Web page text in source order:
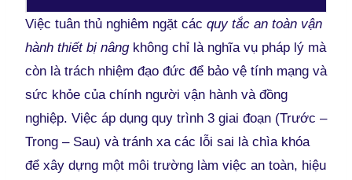
Việc tuân thủ nghiêm ngặt các quy tắc an toàn vận
hành thiết bị nângkhông chỉ là nghĩa vụ pháp lý mà
còn là trách nhiệm đạo đức để bảo vệ tính mạng và
sức khỏe của chính người vận hành và đồng
nghiệp. Việc áp dụng quy trình 3 giai đoạn (Trước –
Trong – Sau) và tránh xa các lỗi sai là chìa khóa
để xây dựng một môi trường làm việc an toàn, hiệu